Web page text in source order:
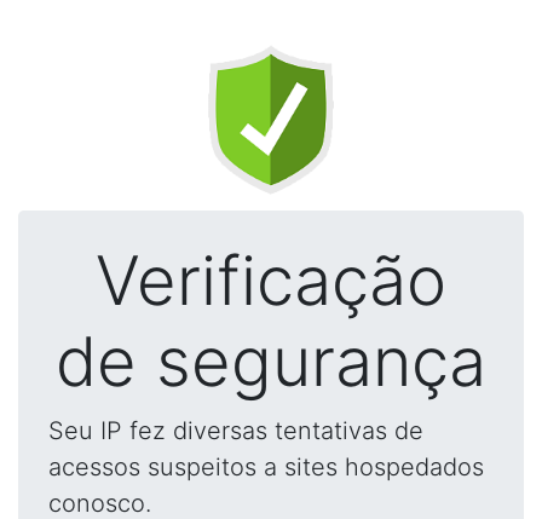
Verificação
de segurança
Seu IP fez diversas tentativas de
acessos suspeitos a sites hospedados
conosco.